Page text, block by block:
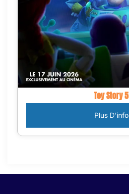
Toy Story 5
Plus D'info